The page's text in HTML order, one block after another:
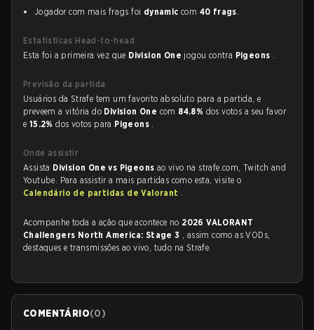
Jogador com mais frags foi dynamic com 40 frags.
Estatísticas Head-to-head
Esta foi a primeira vez que Division One jogou contra Pigeons .
Previsão da partida
Usuários da Strafe tem um favorito absoluto para a partida, e
preveem a vitória do Division One com 84.8% dos votos a seu favor
e 15.2%dos votos para Pigeons .
Onde assistir
Assista Division One vs Pigeons ao vivo na strafe.com, Twitch and
Youtube. Para assistir a mais partidas como esta, visite o
Calendário de partidas de Valorant .
Acompanhe toda a ação que acontece no 2026 VALORANT
Challengers North America: Stage 3 , assim como as VODs,
destaques e transmissões ao vivo, tudo na Strafe.
COMENTÁRIO(0)